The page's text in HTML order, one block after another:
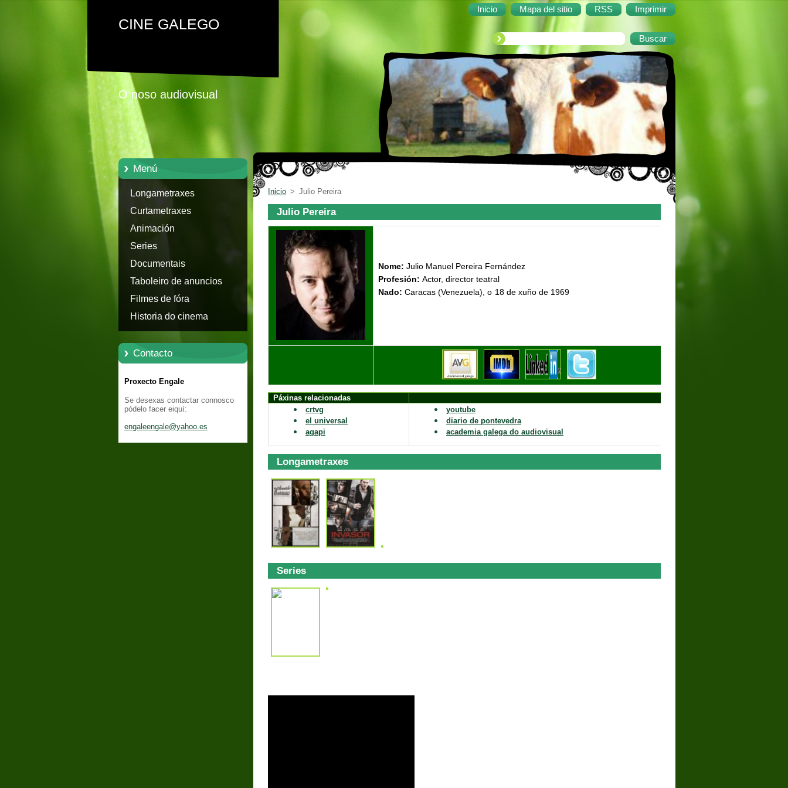
Inicio Mapa del sitio RSS Imprimir
CINE GALEGO
O noso audiovisual
Menú
Longametraxes
Curtametraxes
Animación
Series
Documentais
Taboleiro de anuncios
Filmes de fóra
Historia do cinema
Contacto
Proxecto Engale
Se desexas contactar connosco
pódelo facer eiquí:
engaleengale@yahoo.es
Inicio > Julio Pereira
Julio Pereira
Nome: Julio Manuel Pereira Fernández
Profesión: Actor, director teatral
Nado: Caracas (Venezuela), o 18 de xuño de 1969
Páxinas relacionadas
crtvg
el universal
agapi
youtube
diario de pontevedra
academia galega do audiovisual
Longametraxes
Series